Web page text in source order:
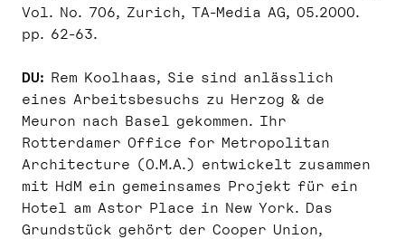
Vol. No. 706, Zurich, TA-Media AG, 05.2000.
pp. 62-63.
DU: Rem Koolhaas, Sie sind anlässlich
eines Arbeitsbesuchs zu Herzog & de
Meuron nach Basel gekommen. Ihr
Rotterdamer Office for Metropolitan
Architecture (O.M.A.) entwickelt zusammen
mit HdM ein gemeinsames Projekt für ein
Hotel am Astor Place in New York. Das
Grundstück gehört der Cooper Union,